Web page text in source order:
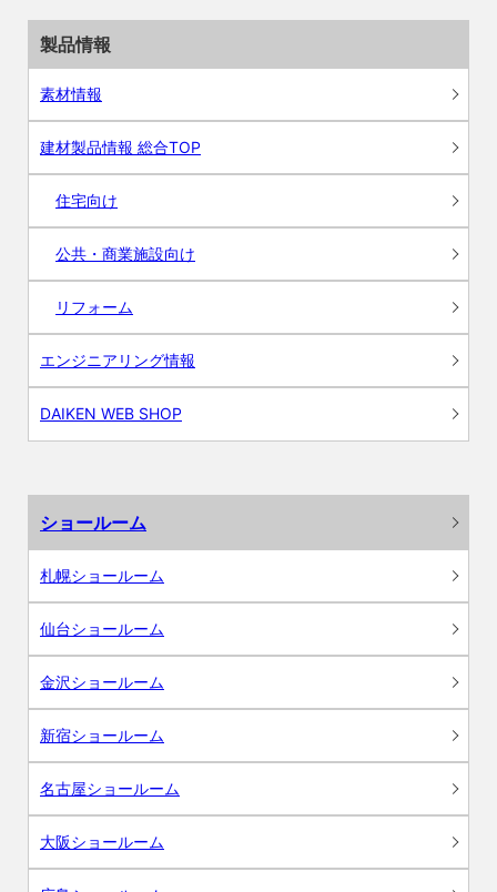
製品情報
素材情報
建材製品情報 総合TOP
住宅向け
公共・商業施設向け
リフォーム
エンジニアリング情報
DAIKEN WEB SHOP
ショールーム
札幌ショールーム
仙台ショールーム
金沢ショールーム
新宿ショールーム
名古屋ショールーム
大阪ショールーム